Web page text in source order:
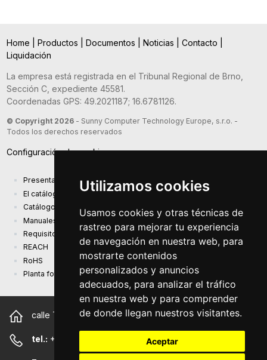
Utilizamos cookies
Usamos cookies y otras técnicas de
rastreo para mejorar tu experiencia
de navegación en nuestra web, para
mostrarte contenidos
personalizados y anuncios
adecuados, para analizar el tráfico
en nuestra web y para comprender
de donde llegan nuestros visitantes.
Aceptar
Home Productos Documentos Noticias Contacto
Liquidación
La empresa está registrada en el Tribunal Regional de Brno,
Sección C, expediente 45581.
Coordenadas GPS: 49.2021187; 16.6781126.
© Copyright 2026- Sunny Computer Technology Europe, s.r.o. -
Todos los derechos reservados
Configuración de cookies
Presentación de la compañía
El catálogo de productos actual
Catálogo de presentación
Manuales
Requisitos de diseño ecológico (EU) 2019/1782
REACH
RoHS
Planta fotovoltaica
calle Trnkova 2881/156, 628 00 Brno República Checa
tel.: +420 544 500 327